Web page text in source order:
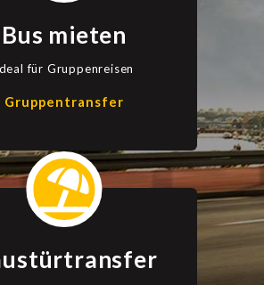
Bus mieten
für Gruppenreisen
Gruppentransfer